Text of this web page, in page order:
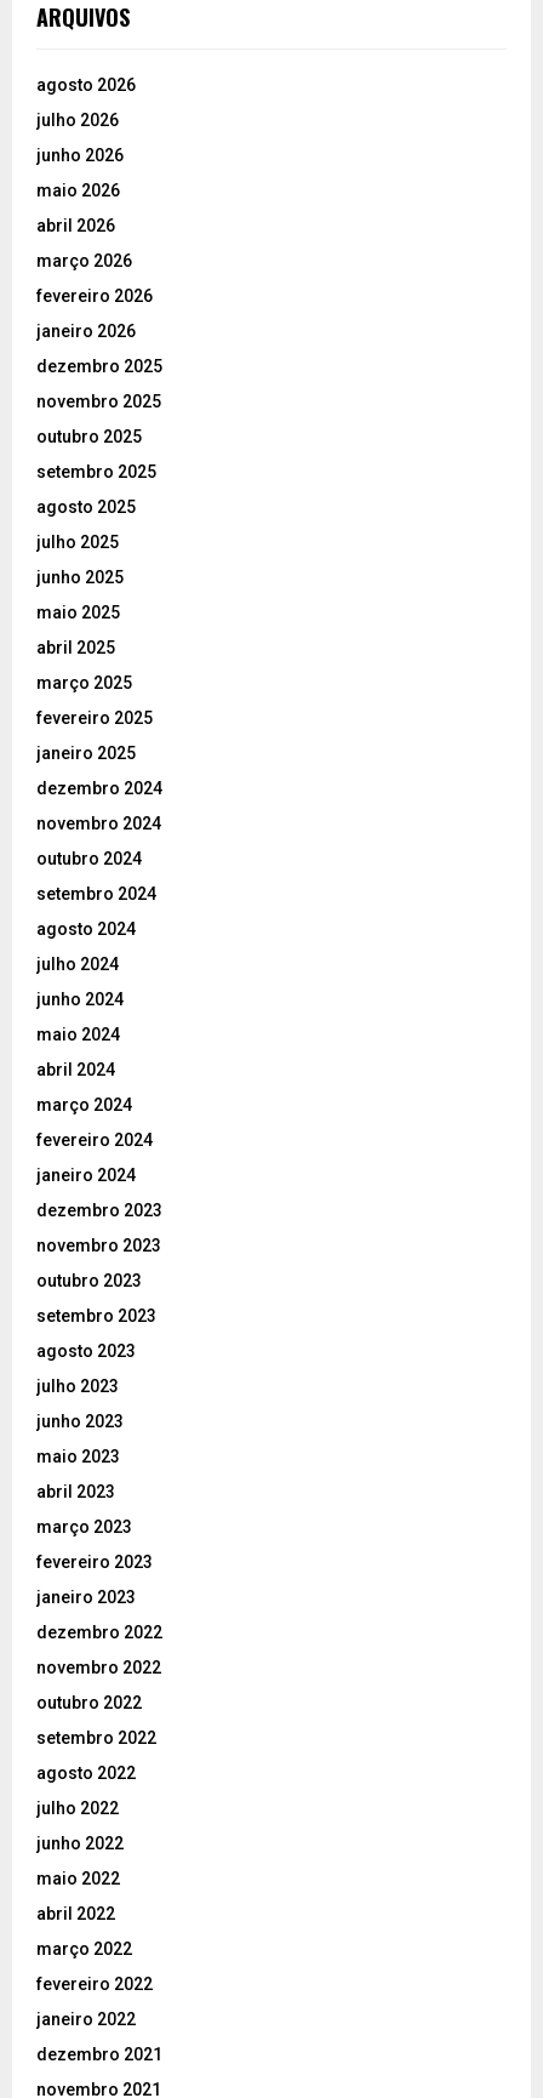
ARQUIVOS
agosto 2026
julho 2026
junho 2026
maio 2026
abril 2026
março 2026
fevereiro 2026
janeiro 2026
dezembro 2025
novembro 2025
outubro 2025
setembro 2025
agosto 2025
julho 2025
junho 2025
maio 2025
abril 2025
março 2025
fevereiro 2025
janeiro 2025
dezembro 2024
novembro 2024
outubro 2024
setembro 2024
agosto 2024
julho 2024
junho 2024
maio 2024
abril 2024
março 2024
fevereiro 2024
janeiro 2024
dezembro 2023
novembro 2023
outubro 2023
setembro 2023
agosto 2023
julho 2023
junho 2023
maio 2023
abril 2023
março 2023
fevereiro 2023
janeiro 2023
dezembro 2022
novembro 2022
outubro 2022
setembro 2022
agosto 2022
julho 2022
junho 2022
maio 2022
abril 2022
março 2022
fevereiro 2022
janeiro 2022
dezembro 2021
novembro 2021